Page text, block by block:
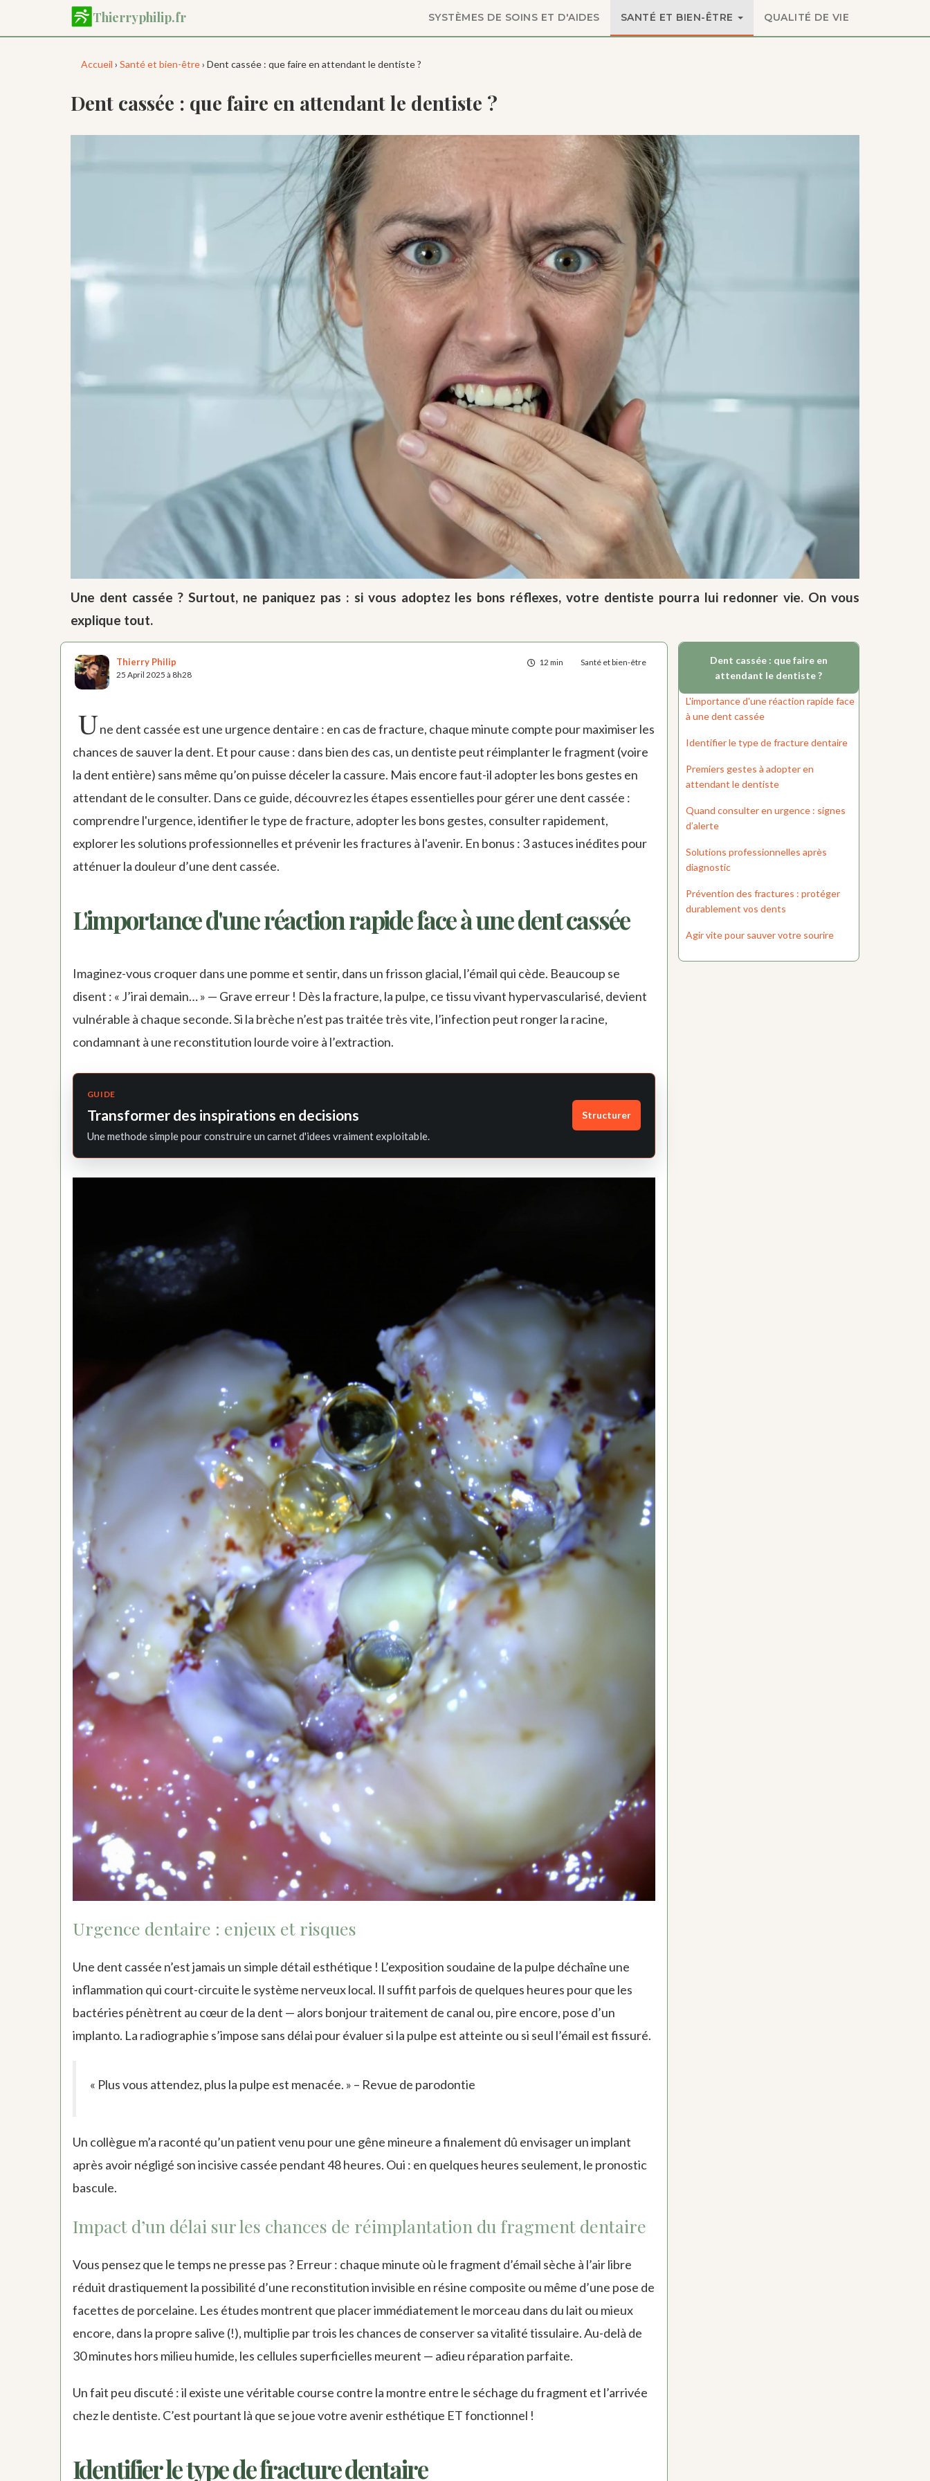
contenu
Thierryphilip.fr SYSTÈMES DE SOINS ET D'AIDES SANTÉ ET BIEN-ÊTRE QUALITÉ DE VIE
Accueil › Santé et bien-être› Dent cassée : que faire en attendant le dentiste ?
Dent cassée : que faire en attendant le dentiste ?
Une dent cassée ? Surtout, ne paniquez pas : si vous adoptez les bons réflexes, votre dentiste pourra lui redonner vie. On vous
explique tout.
12 min Santé et bien-être
Thierry Philip
25 April 2025 à 8h28
Une dent cassée est une urgence dentaire : en cas de fracture, chaque minute compte pour maximiser les
chances de sauver la dent. Et pour cause : dans bien des cas, un dentiste peut réimplanter le fragment (voire
la dent entière) sans même qu’on puisse déceler la cassure. Mais encore faut-il adopter les bons gestes en
attendant de le consulter. Dans ce guide, découvrez les étapes essentielles pour gérer une dent cassée :
comprendre l'urgence, identifier le type de fracture, adopter les bons gestes, consulter rapidement,
explorer les solutions professionnelles et prévenir les fractures à l'avenir. En bonus : 3 astuces inédites pour
atténuer la douleur d’une dent cassée.
L'importance d'une réaction rapide face à une dent cassée
Imaginez-vous croquer dans une pomme et sentir, dans un frisson glacial, l’émail qui cède. Beaucoup se
disent : « J’irai demain… » — Grave erreur ! Dès la fracture, la pulpe, ce tissu vivant hypervascularisé, devient
vulnérable à chaque seconde. Si la brèche n’est pas traitée très vite, l’infection peut ronger la racine,
condamnant à une reconstitution lourde voire à l’extraction.
GUIDE
Transformer des inspirations en decisions
Une methode simple pour construire un carnet d'idees vraiment exploitable.
Structurer
Urgence dentaire : enjeux et risques
Une dent cassée n’est jamais un simple détail esthétique ! L’exposition soudaine de la pulpe déchaîne une
inflammation qui court-circuite le système nerveux local. Il suffit parfois de quelques heures pour que les
bactéries pénètrent au cœur de la dent — alors bonjour traitement de canal ou, pire encore, pose d’un
implanto. La radiographie s’impose sans délai pour évaluer si la pulpe est atteinte ou si seul l’émail est fissuré.
« Plus vous attendez, plus la pulpe est menacée. » – Revue de parodontie
Un collègue m’a raconté qu’un patient venu pour une gêne mineure a finalement dû envisager un implant
après avoir négligé son incisive cassée pendant 48 heures. Oui : en quelques heures seulement, le pronostic
bascule.
Impact d’un délai sur les chances de réimplantation du fragment dentaire
Vous pensez que le temps ne presse pas ? Erreur : chaque minute où le fragment d’émail sèche à l’air libre
réduit drastiquement la possibilité d’une reconstitution invisible en résine composite ou même d’une pose de
facettes de porcelaine. Les études montrent que placer immédiatement le morceau dans du lait ou mieux
encore, dans la propre salive (!), multiplie par trois les chances de conserver sa vitalité tissulaire. Au-delà de
30 minutes hors milieu humide, les cellules superficielles meurent — adieu réparation parfaite.
Un fait peu discuté : il existe une véritable course contre la montre entre le séchage du fragment et l’arrivée
chez le dentiste. C’est pourtant là que se joue votre avenir esthétique ET fonctionnel !
Identifier le type de fracture dentaire
Dent cassée : que faire en
attendant le dentiste ?
L'importance d'une réaction rapide face
à une dent cassée
Identifier le type de fracture dentaire
Premiers gestes à adopter en
attendant le dentiste
Quand consulter en urgence : signes
d’alerte
Solutions professionnelles après
diagnostic
Prévention des fractures : protéger
durablement vos dents
Agir vite pour sauver votre sourire